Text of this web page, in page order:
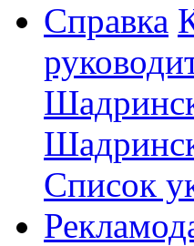
Справка
Список